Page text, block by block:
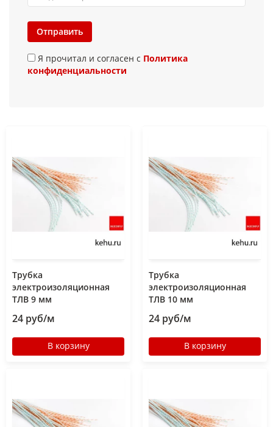
Отправить
Я прочитал и согласен с Политика
конфиденциальности
Трубка
электроизоляционная
ТЛВ 9 мм
24 руб/м
В корзину
Трубка
электроизоляционная
ТЛВ 10 мм
24 руб/м
В корзину